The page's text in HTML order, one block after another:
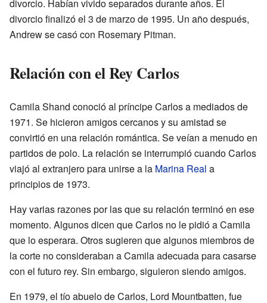
divorcio. Habían vivido separados durante años. El
divorcio finalizó el 3 de marzo de 1995. Un año después,
Andrew se casó con Rosemary Pitman.
Relación con el Rey Carlos
Camila Shand conoció al príncipe Carlos a mediados de
1971. Se hicieron amigos cercanos y su amistad se
convirtió en una relación romántica. Se veían a menudo en
partidos de polo. La relación se interrumpió cuando Carlos
viajó al extranjero para unirse a la Marina Real a
principios de 1973.
Hay varias razones por las que su relación terminó en ese
momento. Algunos dicen que Carlos no le pidió a Camila
que lo esperara. Otros sugieren que algunos miembros de
la corte no consideraban a Camila adecuada para casarse
con el futuro rey. Sin embargo, siguieron siendo amigos.
En 1979, el tío abuelo de Carlos, Lord Mountbatten, fue